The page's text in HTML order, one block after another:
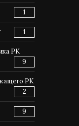
1
1
РК
9
РК
2
9